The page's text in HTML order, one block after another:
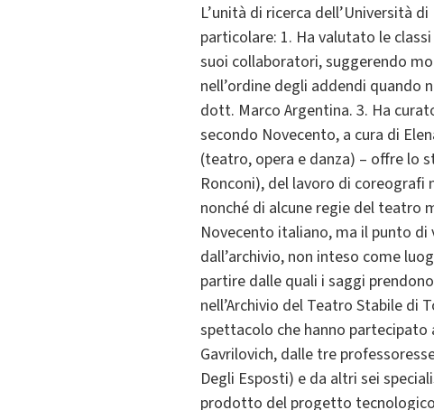
L’unità di ricerca dell’Università
particolare: 1. Ha valutato le
suoi collaboratori, suggerendo
nell’ordine degli addendi quando
dott. Marco Argentina. 3. Ha
secondo Novecento, a cura di
(teatro, opera e danza) – offre lo
Ronconi), del lavoro di coreografi
nonché di alcune regie del teatro
Novecento italiano, ma il punto di
dall’archivio, non inteso come
partire dalle quali i saggi
nell’Archivio del Teatro Stabile di
spettacolo che hanno
Gavrilovich, dalle tre
Degli Esposti) e da altri sei
prodotto del progetto